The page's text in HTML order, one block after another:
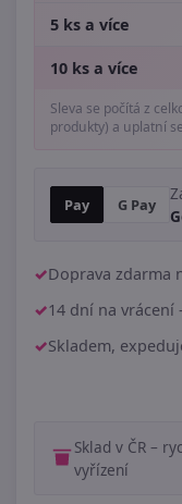
5 ks a více
10 ks a více
Sleva se počítá z
produkty) a uplatní se
Pay G Pay
Doprava zdarma
14 dní na
Skladem,
Sklad v ČR –
vyřízení